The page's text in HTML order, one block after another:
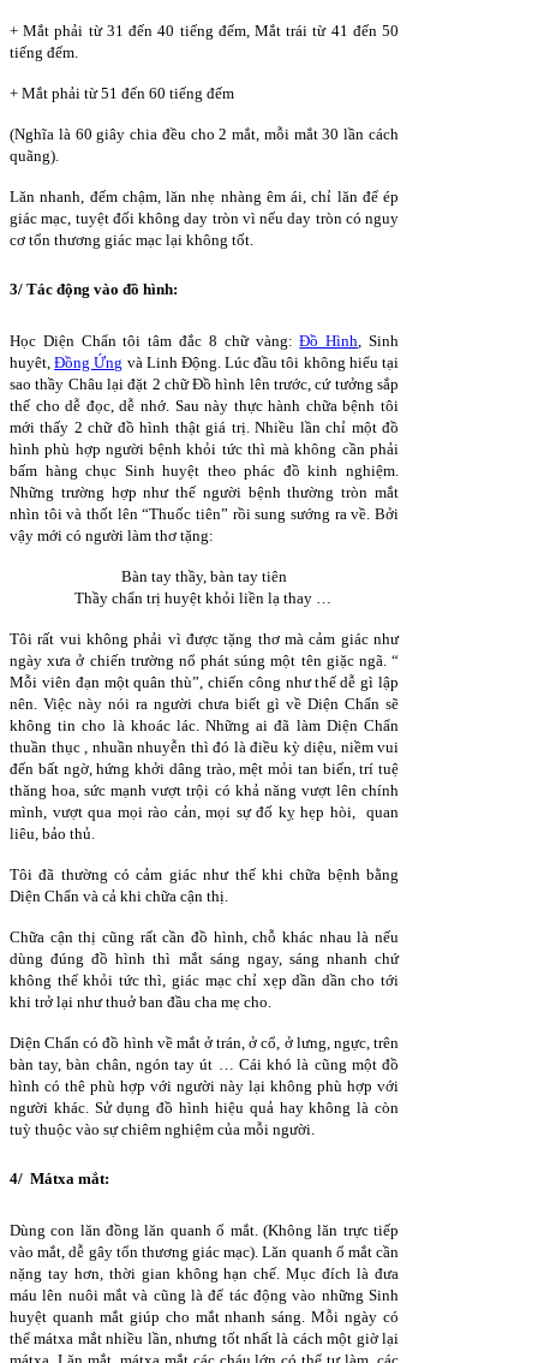
+ Mắt phải từ 31 đến 40 tiếng đếm, Mắt trái từ 41 đến 50
tiếng đếm.
+ Mắt phải từ 51 đến 60 tiếng đếm
(Nghĩa là 60 giây chia đều cho 2 mắt, mỗi mắt 30 lần cách
quãng).
Lăn nhanh, đếm chậm, lăn nhẹ nhàng êm ái, chỉ lăn để ép
giác mạc, tuyệt đối không day tròn vì nếu day tròn có nguy
cơ tổn thương giác mạc lại không tốt.
3/ Tác động vào đồ hình:
Học Diện Chẩn tôi tâm đắc 8 chữ vàng:Đồ Hình , Sinh
huyêt,Đồng Ứng và Linh Động. Lúc đầu tôi không hiểu tại
sao thầy Châu lại đặt 2 chữ Đồ hình lên trước, cứ tưởng sắp
thế cho dễ đọc, dễ nhớ. Sau này thực hành chữa bệnh tôi
mới thấy 2 chữ đồ hình thật giá trị. Nhiều lần chỉ một đồ
hình phù hợp người bệnh khỏi tức thì mà không cần phải
bấm hàng chục Sinh huyệt theo phác đồ kinh nghiệm.
Những trường hợp như thế người bệnh thường tròn mắt
nhìn tôi và thốt lên “Thuốc tiên” rồi sung sướng ra về. Bởi
vậy mới có người làm thơ tặng:
Bàn tay thầy, bàn tay tiên
Thầy chẩn trị huyệt khỏi liền lạ thay …
Tôi rất vui không phải vì được tặng thơ mà cảm giác như
ngày xưa ở chiến trường nổ phát súng một tên giặc ngã. “
Mỗi viên đạn một quân thù”, chiến công như thế dễ gì lập
nên. Việc này nói ra người chưa biết gì về Diện Chẩn sẽ
không tin cho là khoác lác. Những ai đã làm Diện Chẩn
thuần thục , nhuần nhuyễn thì đó là điều kỳ diệu, niềm vui
đến bất ngờ, hứng khởi dâng trào, mệt mỏi tan biến, trí tuệ
thăng hoa, sức mạnh vượt trội có khả năng vượt lên chính
mình, vượt qua mọi rào cản, mọi sự đố kỵ hẹp hòi, quan
liêu, bảo thủ.
Tôi đã thường có cảm giác như thế khi chữa bệnh bằng
Diện Chẩn và cả khi chữa cận thị.
Chữa cận thị cũng rất cần đồ hình, chỗ khác nhau là nếu
dùng đúng đồ hình thì mắt sáng ngay, sáng nhanh chứ
không thể khỏi tức thì, giác mạc chỉ xẹp dần dần cho tới
khi trở lại như thuở ban đầu cha mẹ cho.
Diện Chẩn có đồ hình về mắt ở trán, ở cổ, ở lưng, ngực, trên
bàn tay, bàn chân, ngón tay út … Cái khó là cũng một đồ
hình có thê phù hợp với người này lại không phù hợp với
người khác. Sử dụng đồ hình hiệu quả hay không là còn
tuỳ thuộc vào sự chiêm nghiệm của mỗi người.
4/ Mátxa mắt:
Dùng con lăn đồng lăn quanh ổ mắt. (Không lăn trực tiếp
vào mắt, dễ gây tổn thương giác mạc). Lăn quanh ổ mắt cần
nặng tay hơn, thời gian không hạn chế. Mục đích là đưa
máu lên nuôi mắt và cũng là để tác động vào những Sinh
huyệt quanh mắt giúp cho mắt nhanh sáng. Mỗi ngày có
thể mátxa mắt nhiều lần, nhưng tốt nhất là cách một giờ lại
mátxa. Lăn mắt, mátxa mắt các cháu lớn có thể tự làm, các